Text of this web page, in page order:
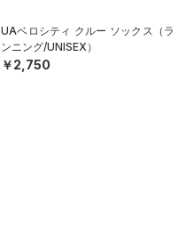
UAベロシティ クルー ソックス（ラ
ンニング/UNISEX）
￥2,750